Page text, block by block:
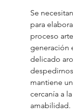
Se
para
proceso
generación
delicado
mantiene
cercanía a
amabilidad.